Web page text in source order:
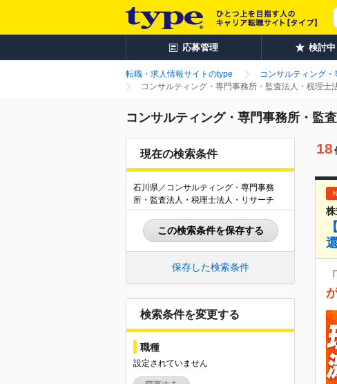
応募管理 検討中
転職・求人情報サイトのtype コンサルティング
コンサルティング・専門事務所・監査法人・税理
コンサルティング・専門事務所・監
現在の検索条件
石川県／コンサルティング・専門事務
所・監査法人・税理士法人・リサーチ
この検索条件を保存する
保存した検索条件
検索条件を変更する
職種
設定されていません
18